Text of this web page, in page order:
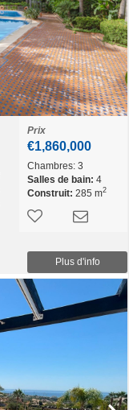
Prix
€1,860,000
Chambres: 3
Salles de bain: 4
Construit: 285 m2
Plus d'info